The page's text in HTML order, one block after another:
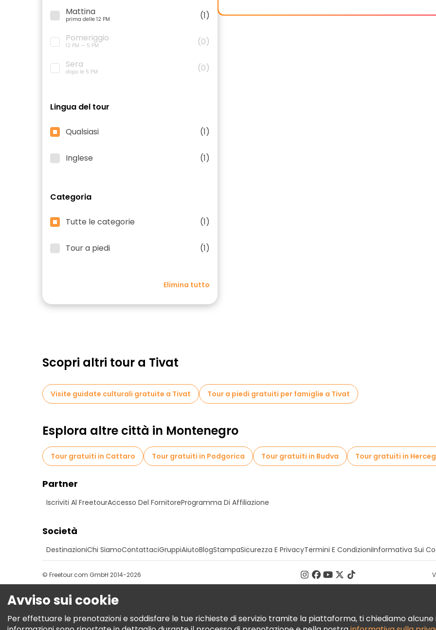
Mattina
prima delle 12 PM
(1)
Pomeriggio
12 PM — 5 PM
(0)
Sera
dopo le 5 PM (0)
Lingua del tour
Qualsiasi (1)
Inglese (1)
Categoria
Tutte le categorie (1)
Tour a piedi (1)
Elimina tutto
Scopri altri tour a Tivat
Visite guidate culturali gratuite a Tivat Tour a piedi gratuiti per famiglie a Tivat
Esplora altre città in Montenegro
Tour gratuiti in Cattaro Tour gratuiti in Podgorica Tour gratuiti in Budva Tour gratuiti in
Partner
Iscriviti Al FreetourAccesso Del FornitoreProgramma Di Affiliazione
Società
DestinazioniChi SiamoContattaciGruppiAiutoBlogStampaSicurezza E PrivacyTermini E CondizioniInformativa Sui
© Freetour.com GmbH 2014-2026
Avviso sui cookie
Per effettuare le prenotazioni e soddisfare le tue richieste di servizio tramite la piattaforma, ti chiediamo alcune